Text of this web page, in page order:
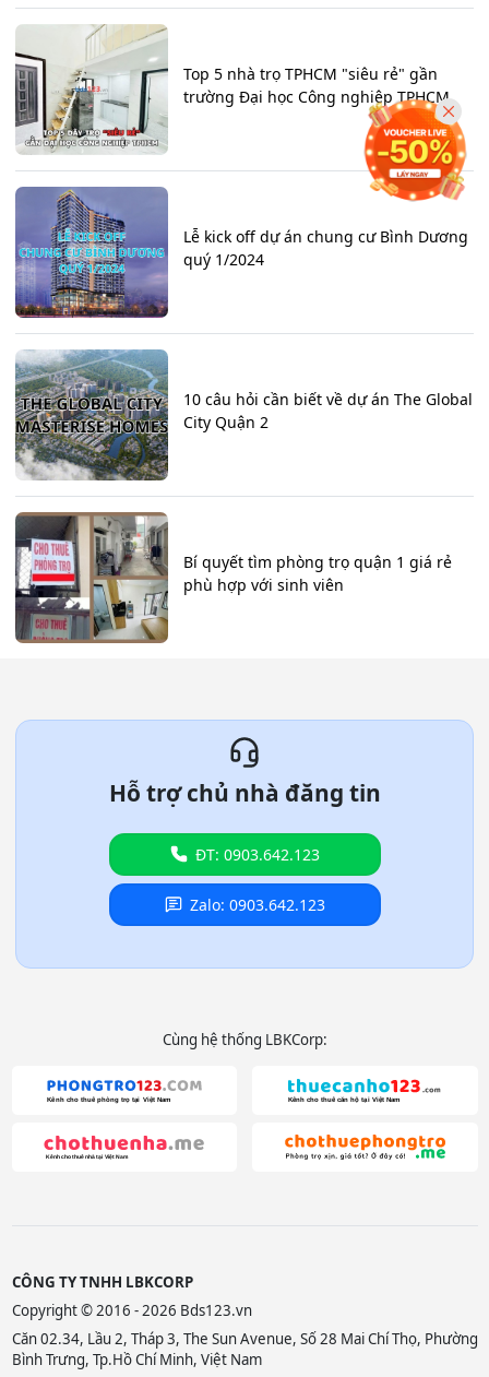
Top 5 nhà trọ TPHCM "siêu rẻ" gần
trường Đại học Công nghiệp TPHCM
Lễ kick off dự án chung cư Bình Dương
quý 1/2024
10 câu hỏi cần biết về dự án The Global
City Quận 2
Bí quyết tìm phòng trọ quận 1 giá rẻ
phù hợp với sinh viên
Hỗ trợ chủ nhà đăng tin
ĐT: 0903.642.123
Zalo: 0903.642.123
Cùng hệ thống LBKCorp:
CÔNG TY TNHH LBKCORP
Copyright © 2016 - 2026 Bds123.vn
Căn 02.34, Lầu 2, Tháp 3, The Sun Avenue, Số 28 Mai Chí Thọ, Phường
Bình Trưng, Tp.Hồ Chí Minh, Việt Nam